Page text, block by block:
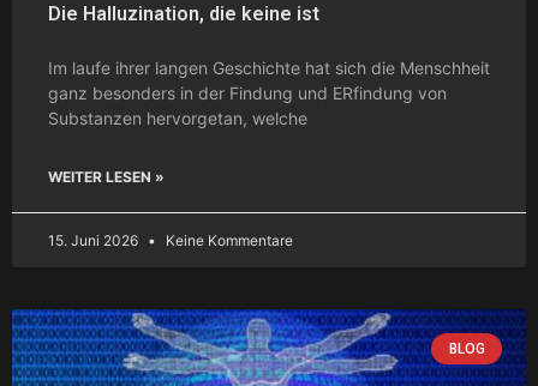
Die Halluzination, die keine ist
Im laufe ihrer langen Geschichte hat sich die Menschheit
ganz besonders in der Findung und ERfindung von
Substanzen hervorgetan, welche
WEITER LESEN »
15. Juni 2026 Keine Kommentare
BLOG